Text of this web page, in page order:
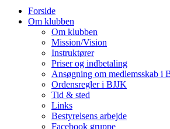
Forside
Om klubben
Om klubben
Mission/Vision
Instruktører
Priser og indbetaling
Ansøgning om medlemsskab i
Ordensregler i BJJK
Tid & sted
Links
Bestyrelsens arbejde
Facebook gruppe